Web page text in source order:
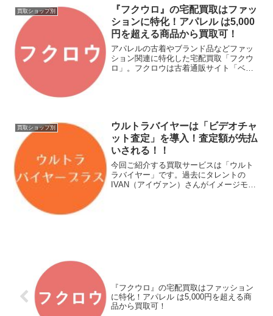
買取ショップ別
『フクウロ』の宅配買取はファッ
ションに特化！アパレル は5,000
円を超える商品から買取可！
アパレルの古着やブランド品などファッ
ション関連に特化した宅配買取「フクウ
ロ」。フクロウは古着通販サイト「ベク
買取ショップ別
ウルトラバイヤーは「ビデオチャ
ット査定」を導入！査定額が先払
いされる！！
今回ご紹介する買取サービスは「ウルト
ラバイヤー」です。過去にタレントの
IVAN（アイヴァン）さんがイメージモデ
『フクウロ』の宅配買取はファッション
に特化！アパレル は5,000円を超える商
品から買取可！